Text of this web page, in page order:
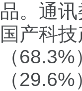
品。通
国产科
（
（